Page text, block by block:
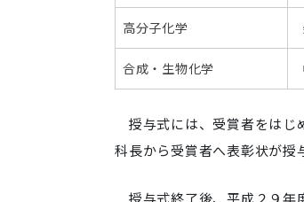
高分子化学
合成・生物化学
授与式には、受賞者をはじ
科長から受賞者へ表彰状が授
授与式終了後、平成２９年